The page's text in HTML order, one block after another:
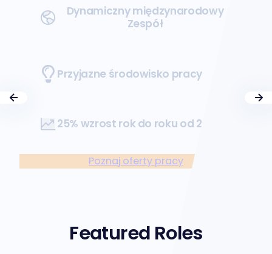
Dynamiczny międzynarodowy
Zespół
Przyjazne środowisko pracy
25% wzrost rok do roku od 2004
Poznaj oferty pracy
Featured Roles